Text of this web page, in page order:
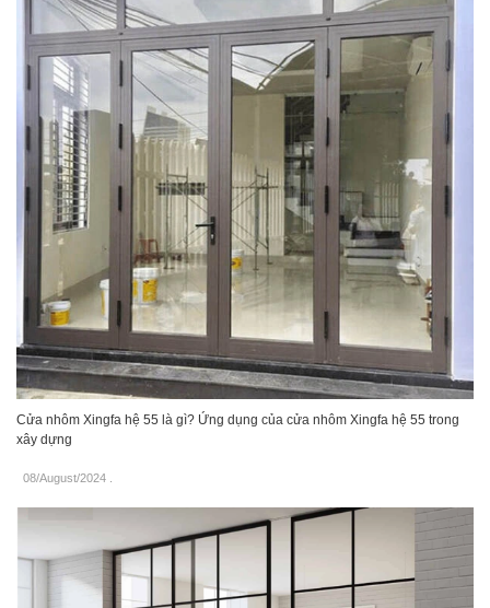
Cửa nhôm Xingfa hệ 55 là gì? Ứng dụng của cửa nhôm Xingfa hệ 55 trong
xây dựng
08/August/2024